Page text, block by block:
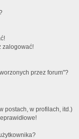
zalogować!
przez forum"?
postach, w profilach, itd.)